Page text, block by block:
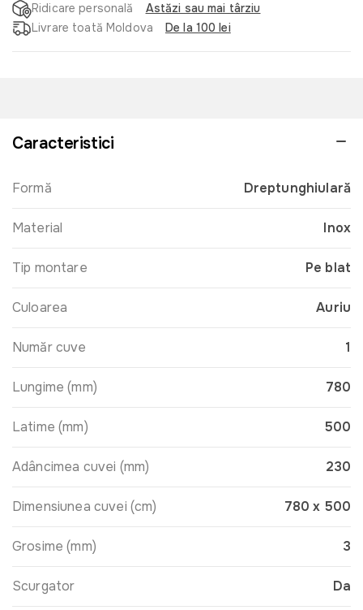
Ridicare personală
Astăzi sau mai târziu
Livrare toată Moldova
De la 100 lei
Caracteristici
Formă Dreptunghiulară
Material Inox
Tip montare Pe blat
Culoarea Auriu
Număr cuve 1
Lungime (mm) 780
Latime (mm) 500
Adâncimea cuvei (mm) 230
Dimensiunea cuvei (cm) 780 x 500
Grosime (mm) 3
Scurgator Da